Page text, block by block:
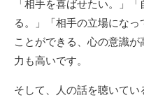
「相手を喜ばせたい。」
る。」「相手の立場にな
ことができる、心の意識
力も高いです。
そして、人の話を聴いて